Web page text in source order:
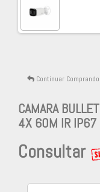
Continuar Comprando
CAMARA
4X 60M IR IP67
Consultar